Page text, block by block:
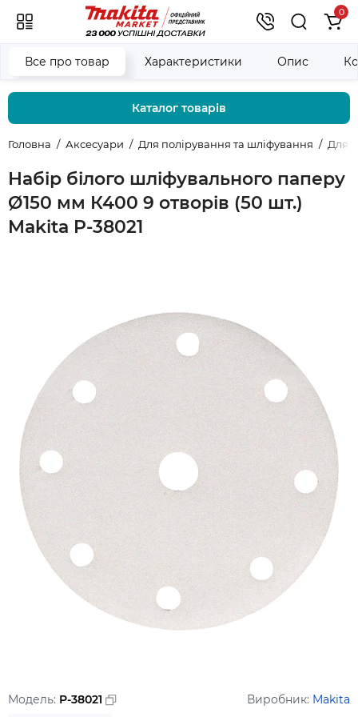
0
Каталог товарів
Головна Аксесуари Для полірування та шліфування Для
Набір білого шліфувального паперу
Ø150 мм К400 9 отворів (50 шт.)
Makita P-38021
Все про товар Характеристики Опис
Модель: P-38021 Виробник: Makita